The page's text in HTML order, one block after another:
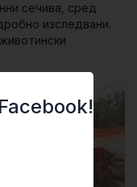
сечива, сред
изследвани.